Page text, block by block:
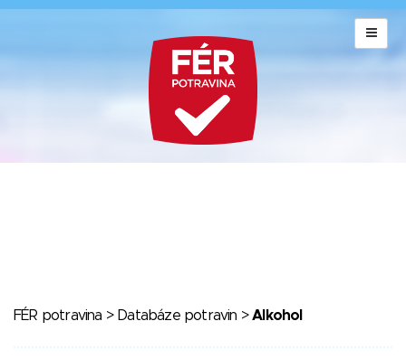
FÉR potravina > Databáze potravin >Alkohol